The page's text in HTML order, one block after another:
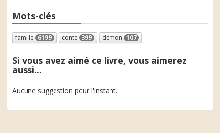
Mots-clés
famille 6199 conte 399 démon 107
Si vous avez aimé ce livre, vous aimerez
aussi...
Aucune suggestion pour l'instant.